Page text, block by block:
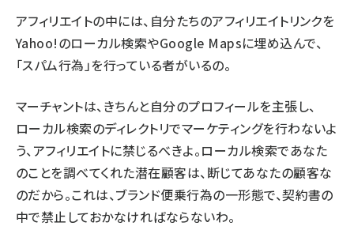
アフィリエイトの中には、自分たちのアフィリエイトリンクを
Yahoo!のローカル検索やGoogle Mapsに埋め込んで、
「スパム行為」を行っている者がいるの。
マーチャントは、きちんと自分のプロフィールを主張し、
ローカル検索のディレクトリでマーケティングを行わないよ
う、アフィリエイトに禁じるべきよ。ローカル検索であなた
のことを調べてくれた潜在顧客は、断じてあなたの顧客な
のだから。これは、ブランド便乗行為の一形態で、契約書の
中で禁止しておかなければならないわ。